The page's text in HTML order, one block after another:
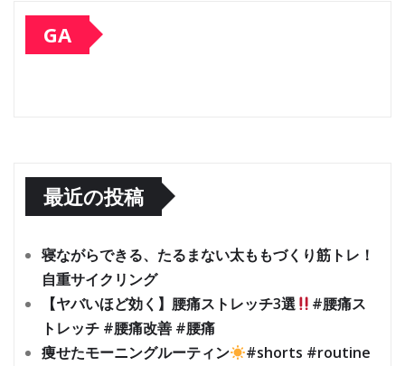
GA
最近の投稿
寝ながらできる、たるまない太ももづくり筋トレ！
自重サイクリング
【ヤバいほど効く】腰痛ストレッチ3選
#腰痛ス
トレッチ #腰痛改善 #腰痛
痩せたモーニングルーティン
#shorts #routine